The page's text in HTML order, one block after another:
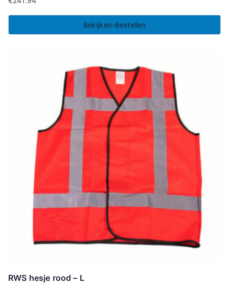
Bekijken-Bestellen
RWS hesje rood – L